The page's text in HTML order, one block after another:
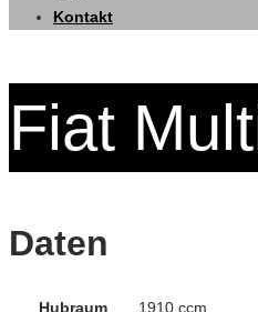
Kontakt
Fiat
Daten
Hubraum
1910 ccm